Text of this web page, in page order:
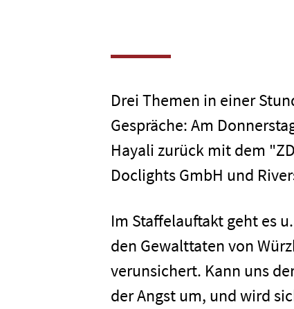
Drei Themen in einer
Gespräche: Am
Hayali zurück mit dem
Doclights GmbH und
Im Staffelauftakt geht es
den Gewalttaten von
verunsichert. Kann uns
der Angst um, und wird